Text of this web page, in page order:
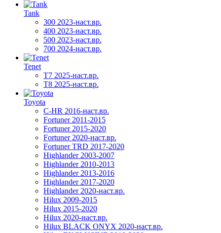
Tank
300 2023-наст.вр.
400 2023-наст.вр.
500 2023-наст.вр.
700 2024-наст.вр.
Tenet
T7 2025-наст.вр.
T8 2025-наст.вр.
Toyota
C-HR 2016-наст.вр.
Fortuner 2011-2015
Fortuner 2015-2020
Fortuner 2020-наст.вр.
Fortuner TRD 2017-2020
Highlander 2003-2007
Highlander 2010-2013
Highlander 2013-2016
Highlander 2017-2020
Highlander 2020-наст.вр.
Hilux 2009-2015
Hilux 2015-2020
Hilux 2020-наст.вр.
Hilux BLACK ONYX 2020-наст.вр.